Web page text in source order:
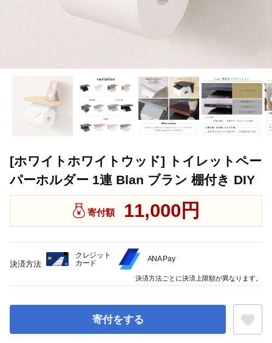
[ホワイトホワイトウッド] トイレットペー
パーホルダー 1連 Blan ブラン 棚付き DIY
寄付額 11,000円
寄付をする
決済方法
クレジット
カード
ANA Pay
決済方法ごとに決済上限額が異なります。